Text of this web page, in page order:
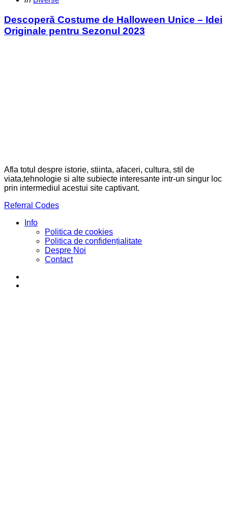
Descoperă Costume de Halloween Unice – Idei
Originale pentru Sezonul 2023
Afla totul despre istorie, stiinta, afaceri, cultura, stil de
viata,tehnologie si alte subiecte interesante intr-un singur loc
prin intermediul acestui site captivant.
Referral Codes
Info
Politica de cookies
Politica de confidențialitate
Despre Noi
Contact